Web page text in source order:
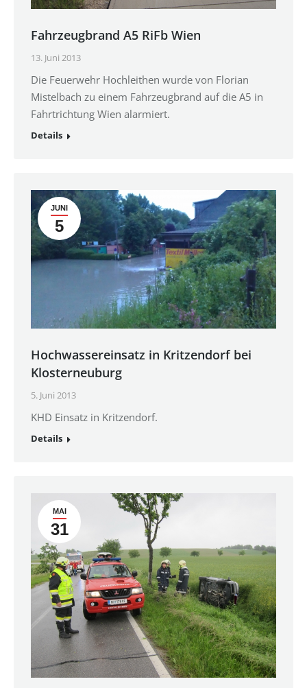
Fahrzeugbrand A5 RiFb Wien
13. Juni 2013
Die Feuerwehr Hochleithen wurde von Florian
Mistelbach zu einem Fahrzeugbrand auf die A5 in
Fahrtrichtung Wien alarmiert.
Details
JUNI
5
Hochwassereinsatz in Kritzendorf bei
Klosterneuburg
5. Juni 2013
KHD Einsatz in Kritzendorf.
Details
MAI
31